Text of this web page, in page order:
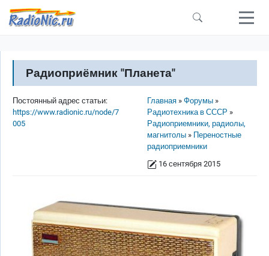
Перейти к основному содержанию
Радиоприёмник "Планета"
Строка навигации
Главная
Форумы
Радиотехника в СССР
Радиоприемники, радиолы,
магнитолы
Переностные
радиоприемники
16 сентября 2015
Постоянный адрес статьи:
https://www.radionic.ru/node/7
005